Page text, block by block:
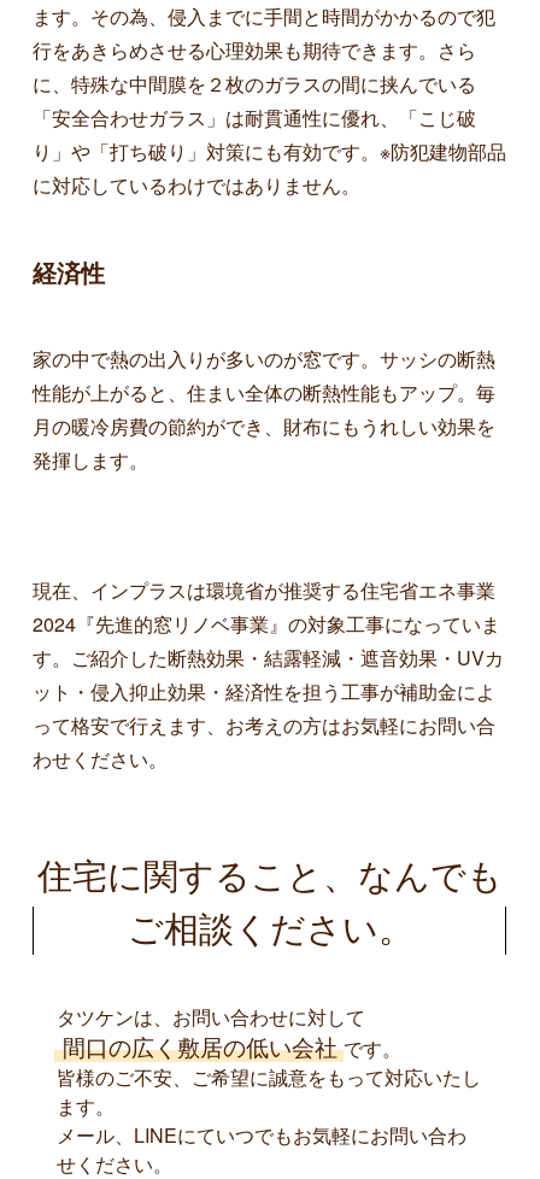
ます。その為、侵入までに手間と時間がかかるので犯
行をあきらめさせる心理効果も期待できます。さら
に、特殊な中間膜を２枚のガラスの間に挟んでいる
「安全合わせガラス」は耐貫通性に優れ、「こじ破
り」や「打ち破り」対策にも有効です。※防犯建物部品
に対応しているわけではありません。
経済性
家の中で熱の出入りが多いのが窓です。サッシの断熱
性能が上がると、住まい全体の断熱性能もアップ。毎
月の暖冷房費の節約ができ、財布にもうれしい効果を
発揮します。
現在、インプラスは環境省が推奨する住宅省エネ事業
2024『先進的窓リノベ事業』の対象工事になっていま
す。ご紹介した断熱効果・結露軽減・遮音効果・UVカ
ット・侵入抑止効果・経済性を担う工事が補助金によ
って格安で行えます、お考えの方はお気軽にお問い合
わせください。
住宅に関すること、なんでも
ご相談ください。
タツケンは、お問い合わせに対して
間口の広く敷居の低い会社 です。
皆様のご不安、ご希望に誠意をもって対応いたし
ます。
メール、LINEにていつでもお気軽にお問い合わ
せください。